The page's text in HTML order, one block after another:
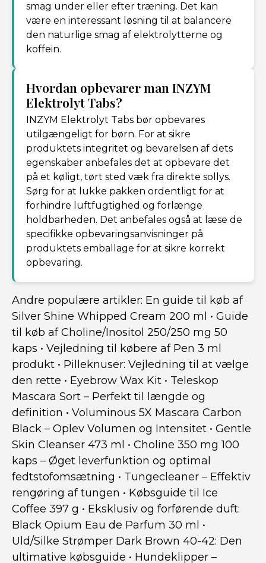
smag under eller efter træning. Det kan
være en interessant løsning til at balancere
den naturlige smag af elektrolytterne og
koffein.
Hvordan opbevarer man INZYM
Elektrolyt Tabs?
INZYM Elektrolyt Tabs bør opbevares
utilgængeligt for børn. For at sikre
produktets integritet og bevarelsen af dets
egenskaber anbefales det at opbevare det
på et køligt, tørt sted væk fra direkte sollys.
Sørg for at lukke pakken ordentligt for at
forhindre luftfugtighed og forlænge
holdbarheden. Det anbefales også at læse de
specifikke opbevaringsanvisninger på
produktets emballage for at sikre korrekt
opbevaring.
Andre populære artikler: En guide til køb af
Silver Shine Whipped Cream 200 ml • Guide
til køb af Choline/Inositol 250/250 mg 50
kaps • Vejledning til købere af Pen 3 ml
produkt • Pilleknuser: Vejledning til at vælge
den rette • Eyebrow Wax Kit • Teleskop
Mascara Sort – Perfekt til længde og
definition • Voluminous 5X Mascara Carbon
Black – Oplev Volumen og Intensitet • Gentle
Skin Cleanser 473 ml • Choline 350 mg 100
kaps – Øget leverfunktion og optimal
fedtstofomsætning • Tungecleaner – Effektiv
rengøring af tungen • Købsguide til Ice
Coffee 397 g • Eksklusiv og forførende duft:
Black Opium Eau de Parfum 30 ml •
Uld/Silke Strømper Dark Brown 40-42: Den
ultimative købsguide • Hundeklipper –